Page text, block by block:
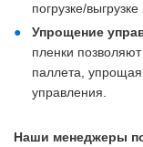
погрузке/
Упрощение
пленки
паллета, упрощая
управления.
Наши менеджеры